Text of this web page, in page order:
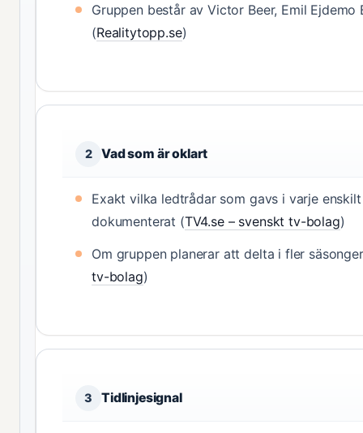
Gruppen består av Victor Beer, Emil
(Realitytopp.se)
2 Vad som är oklart
Exakt vilka ledtrådar som gavs i varje
dokumenterat (TV4.se – svenskt tv-bolag)
Om gruppen planerar att delta i fler
tv-bolag)
3 Tidlinjesignal